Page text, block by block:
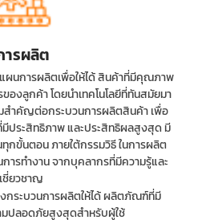
ารผลิต
ผนการผลิตเพื่อให้ได้ สินค้าที่มีคุณภาพ
งลูกค้า โดยนำเทคโนโลยีที่ทันสมัยมา
สำคัญต่อกระบวนการผลิตสินค้า เพื่อ
ประสิทธิภาพ และประสิทธิผลสูงสุด มี
กขั้นตอน ภายใต้กรรมวิธี ในการผลิต
ารทำงาน จากบุคลากรที่มีความรู้และ
เชี่ยวชาญ
ระบวนการผลิตให้ได้ ผลิตภัณฑ์ที่มี
ปลอดภัยสูงสุดสำหรับผู้ใช้